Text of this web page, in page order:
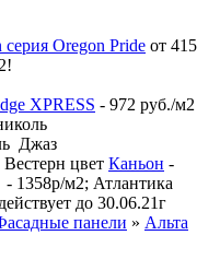
серия Oregon Pride от 415
XPRESS - 972 руб./м2
Джаз
цвет Каньон -
- 1358р/м2; Атлантика
до 30.06.21г
панели » Альта